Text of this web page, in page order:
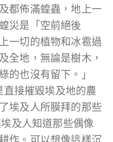
都佈滿蝗蟲，地上一
災是「空前絕後
一切的植物和冰雹過
全地，無論是樹木，
的也沒有留下。」
直接摧毀埃及地的農
埃及人所膜拜的那些
埃及人知道那些偶像